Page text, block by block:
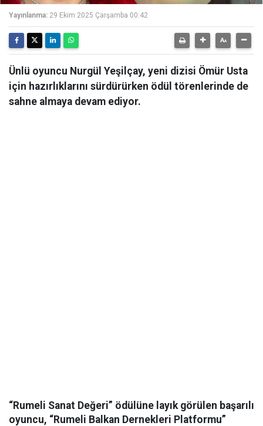
Yayınlanma: 29 Ekim 2025 Çarşamba 00:42
Ünlü oyuncu Nurgül Yeşilçay, yeni dizisi Ömür Usta
için hazırlıklarını sürdürürken ödül törenlerinde de
sahne almaya devam ediyor.
“Rumeli Sanat Değeri” ödülüne layık görülen başarılı
oyuncu, “Rumeli Balkan Dernekleri Platformu”